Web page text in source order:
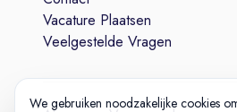
Vacature Plaatsen
Veelgestelde Vragen
We gebruiken noodzakelijke cookies